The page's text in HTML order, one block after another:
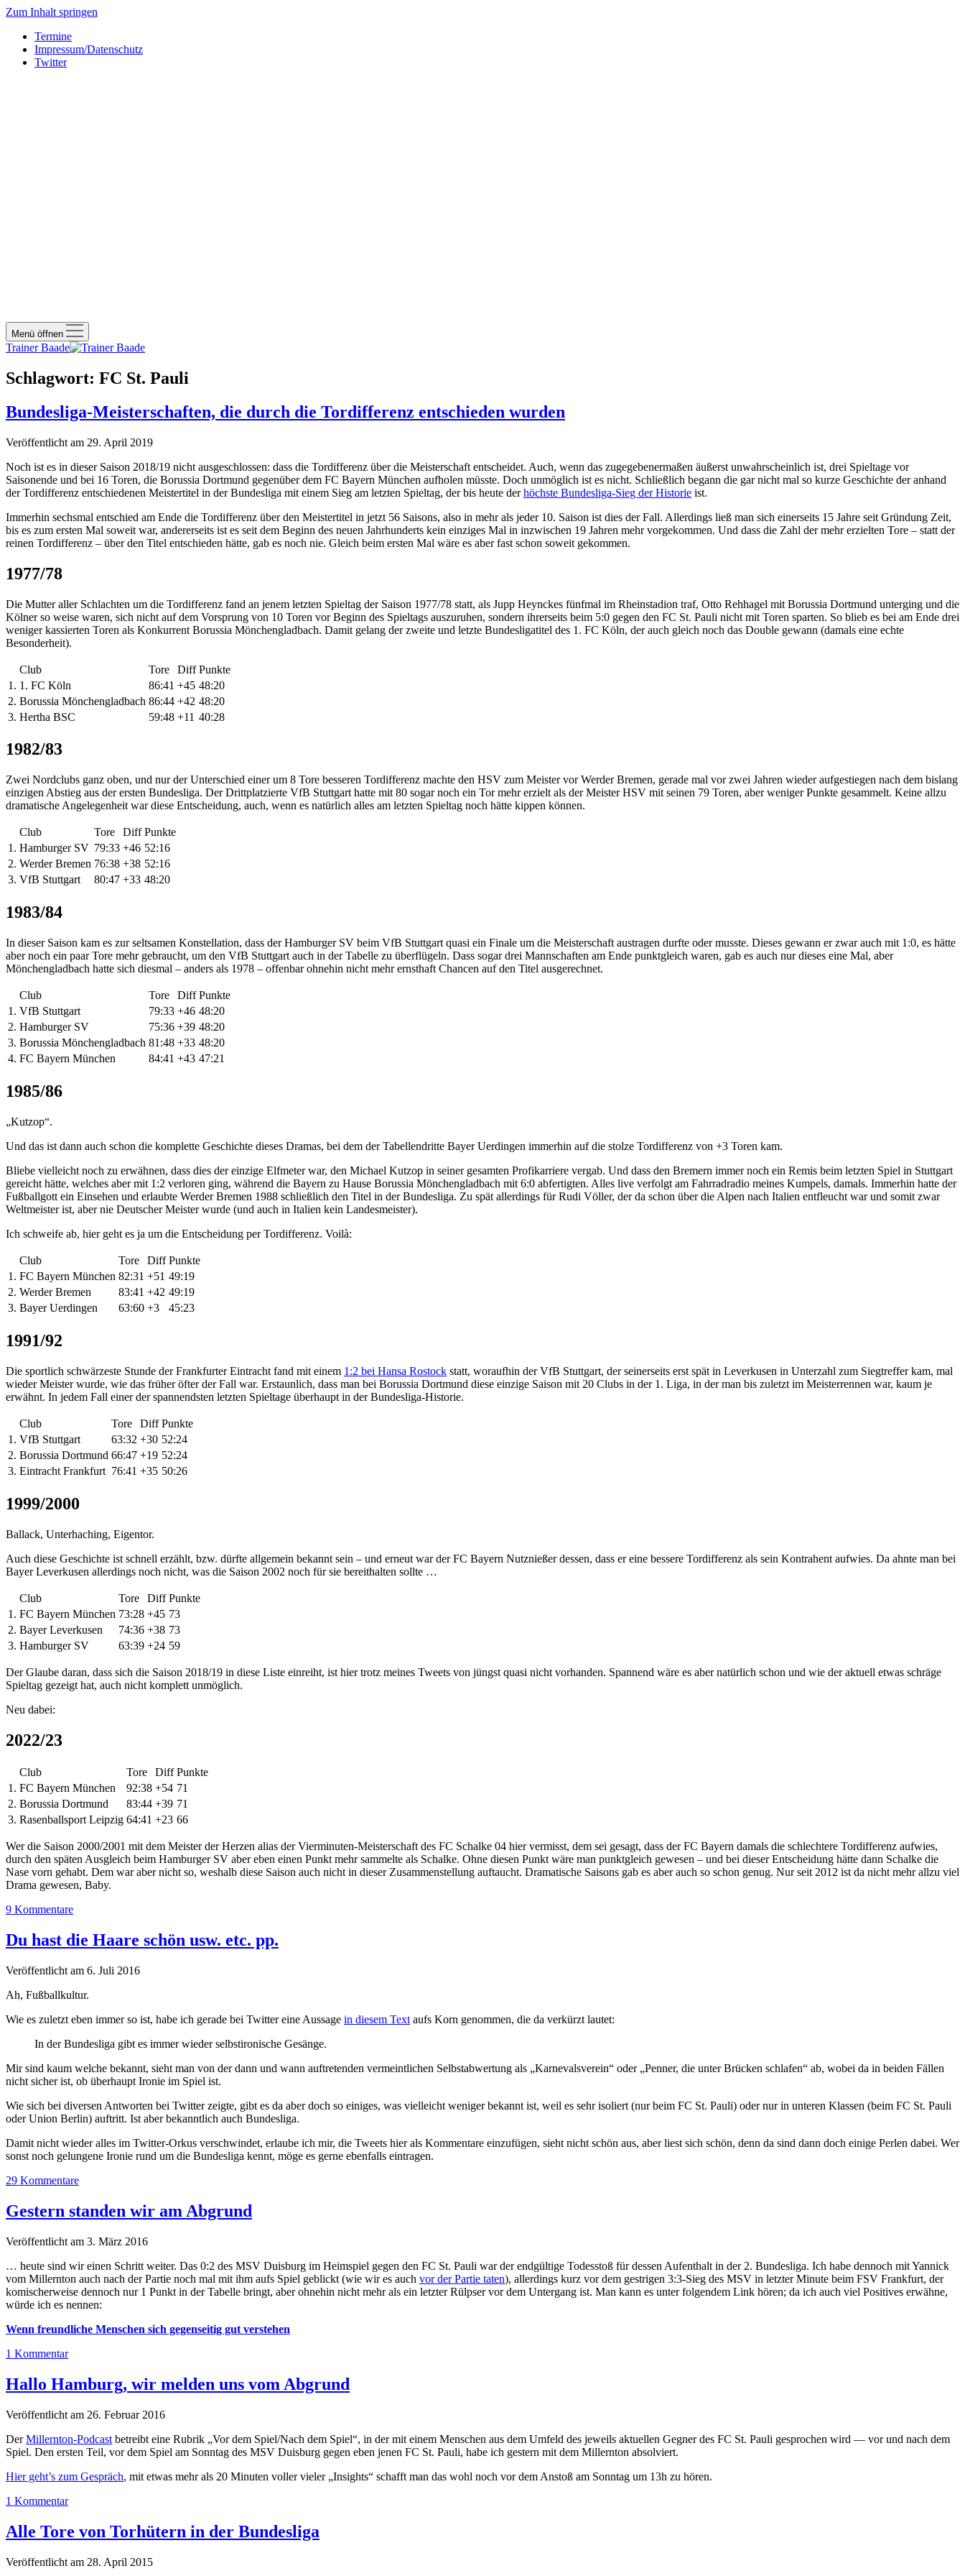
Zum Inhalt springen
Termine
Impressum/Datenschutz
Twitter
Menü öffnen
Trainer Baade
Schlagwort: FC St. Pauli
Bundesliga-Meisterschaften, die durch die Tordifferenz entschieden wurden
Veröffentlicht am 29. April 2019
Noch ist es in dieser Saison 2018/19 nicht ausgeschlossen: dass die Tordifferenz über die Meisterschaft entscheidet. Auch, wenn das zugegebenermaßen äußerst unwahrscheinlich ist, drei Spieltage vor
Saisonende und bei 16 Toren, die Borussia Dortmund gegenüber dem FC Bayern München aufholen müsste. Doch unmöglich ist es nicht. Schließlich begann die gar nicht mal so kurze Geschichte der anhand
der Tordifferenz entschiedenen Meistertitel in der Bundesliga mit einem Sieg am letzten Spieltag, der bis heute derhöchste Bundesliga-Sieg der Historie ist.
Immerhin sechsmal entschied am Ende die Tordifferenz über den Meistertitel in jetzt 56 Saisons, also in mehr als jeder 10. Saison ist dies der Fall. Allerdings ließ man sich einerseits 15 Jahre seit Gründung Zeit,
bis es zum ersten Mal soweit war, andererseits ist es seit dem Beginn des neuen Jahrhunderts kein einziges Mal in inzwischen 19 Jahren mehr vorgekommen. Und dass die Zahl der mehr erzielten Tore – statt der
reinen Tordifferenz – über den Titel entschieden hätte, gab es noch nie. Gleich beim ersten Mal wäre es aber fast schon soweit gekommen.
1977/78
Die Mutter aller Schlachten um die Tordifferenz fand an jenem letzten Spieltag der Saison 1977/78 statt, als Jupp Heynckes fünfmal im Rheinstadion traf, Otto Rehhagel mit Borussia Dortmund unterging und die
Kölner so weise waren, sich nicht auf dem Vorsprung von 10 Toren vor Beginn des Spieltags auszuruhen, sondern ihrerseits beim 5:0 gegen den FC St. Pauli nicht mit Toren sparten. So blieb es bei am Ende drei
weniger kassierten Toren als Konkurrent Borussia Mönchengladbach. Damit gelang der zweite und letzte Bundesligatitel des 1. FC Köln, der auch gleich noch das Double gewann (damals eine echte
Besonderheit).
Club Tore Diff Punkte
1. 1. FC Köln 86:41 +45 48:20
2. Borussia Mönchengladbach 86:44 +42 48:20
3. Hertha BSC 59:48 +11 40:28
1982/83
Zwei Nordclubs ganz oben, und nur der Unterschied einer um 8 Tore besseren Tordifferenz machte den HSV zum Meister vor Werder Bremen, gerade mal vor zwei Jahren wieder aufgestiegen nach dem bislang
einzigen Abstieg aus der ersten Bundesliga. Der Drittplatzierte VfB Stuttgart hatte mit 80 sogar noch ein Tor mehr erzielt als der Meister HSV mit seinen 79 Toren, aber weniger Punkte gesammelt. Keine allzu
dramatische Angelegenheit war diese Entscheidung, auch, wenn es natürlich alles am letzten Spieltag noch hätte kippen können.
Club Tore Diff Punkte
1. Hamburger SV 79:33 +46 52:16
2. Werder Bremen 76:38 +38 52:16
3. VfB Stuttgart 80:47 +33 48:20
1983/84
In dieser Saison kam es zur seltsamen Konstellation, dass der Hamburger SV beim VfB Stuttgart quasi ein Finale um die Meisterschaft austragen durfte oder musste. Dieses gewann er zwar auch mit 1:0, es hätte
aber noch ein paar Tore mehr gebraucht, um den VfB Stuttgart auch in der Tabelle zu überflügeln. Dass sogar drei Mannschaften am Ende punktgleich waren, gab es auch nur dieses eine Mal, aber
Mönchengladbach hatte sich diesmal – anders als 1978 – offenbar ohnehin nicht mehr ernsthaft Chancen auf den Titel ausgerechnet.
Club Tore Diff Punkte
1. VfB Stuttgart 79:33 +46 48:20
2. Hamburger SV 75:36 +39 48:20
3. Borussia Mönchengladbach 81:48 +33 48:20
4. FC Bayern München 84:41 +43 47:21
1985/86
„Kutzop“.
Und das ist dann auch schon die komplette Geschichte dieses Dramas, bei dem der Tabellendritte Bayer Uerdingen immerhin auf die stolze Tordifferenz von +3 Toren kam.
Bliebe vielleicht noch zu erwähnen, dass dies der einzige Elfmeter war, den Michael Kutzop in seiner gesamten Profikarriere vergab. Und dass den Bremern immer noch ein Remis beim letzten Spiel in Stuttgart
gereicht hätte, welches aber mit 1:2 verloren ging, während die Bayern zu Hause Borussia Mönchengladbach mit 6:0 abfertigten. Alles live verfolgt am Fahrradradio meines Kumpels, damals. Immerhin hatte der
Fußballgott ein Einsehen und erlaubte Werder Bremen 1988 schließlich den Titel in der Bundesliga. Zu spät allerdings für Rudi Völler, der da schon über die Alpen nach Italien entfleucht war und somit zwar
Weltmeister ist, aber nie Deutscher Meister wurde (und auch in Italien kein Landesmeister).
Ich schweife ab, hier geht es ja um die Entscheidung per Tordifferenz. Voilà:
Club Tore Diff Punkte
1. FC Bayern München 82:31 +51 49:19
2. Werder Bremen 83:41 +42 49:19
3. Bayer Uerdingen 63:60 +3 45:23
1991/92
Die sportlich schwärzeste Stunde der Frankfurter Eintracht fand mit einem 1:2 bei Hansa Rostock statt, woraufhin der VfB Stuttgart, der seinerseits erst spät in Leverkusen in Unterzahl zum Siegtreffer kam, mal
wieder Meister wurde, wie das früher öfter der Fall war. Erstaunlich, dass man bei Borussia Dortmund diese einzige Saison mit 20 Clubs in der 1. Liga, in der man bis zuletzt im Meisterrennen war, kaum je
erwähnt. In jedem Fall einer der spannendsten letzten Spieltage überhaupt in der Bundesliga-Historie.
Club Tore Diff Punkte
1. VfB Stuttgart 63:32 +30 52:24
2. Borussia Dortmund 66:47 +19 52:24
3. Eintracht Frankfurt 76:41 +35 50:26
1999/2000
Ballack, Unterhaching, Eigentor.
Auch diese Geschichte ist schnell erzählt, bzw. dürfte allgemein bekannt sein – und erneut war der FC Bayern Nutznießer dessen, dass er eine bessere Tordifferenz als sein Kontrahent aufwies. Da ahnte man bei
Bayer Leverkusen allerdings noch nicht, was die Saison 2002 noch für sie bereithalten sollte …
Club Tore Diff Punkte
1. FC Bayern München 73:28 +45 73
2. Bayer Leverkusen 74:36 +38 73
3. Hamburger SV 63:39 +24 59
Der Glaube daran, dass sich die Saison 2018/19 in diese Liste einreiht, ist hier trotz meines Tweets von jüngst quasi nicht vorhanden. Spannend wäre es aber natürlich schon und wie der aktuell etwas schräge
Spieltag gezeigt hat, auch nicht komplett unmöglich.
Neu dabei:
2022/23
Club Tore Diff Punkte
1. FC Bayern München 92:38 +54 71
2. Borussia Dortmund 83:44 +39 71
3. Rasenballsport Leipzig 64:41 +23 66
Wer die Saison 2000/2001 mit dem Meister der Herzen alias der Vierminuten-Meisterschaft des FC Schalke 04 hier vermisst, dem sei gesagt, dass der FC Bayern damals die schlechtere Tordifferenz aufwies,
durch den späten Ausgleich beim Hamburger SV aber eben einen Punkt mehr sammelte als Schalke. Ohne diesen Punkt wäre man punktgleich gewesen – und bei dieser Entscheidung hätte dann Schalke die
Nase vorn gehabt. Dem war aber nicht so, weshalb diese Saison auch nicht in dieser Zusammenstellung auftaucht. Dramatische Saisons gab es aber auch so schon genug. Nur seit 2012 ist da nicht mehr allzu viel
Drama gewesen, Baby.
9 Kommentare
Du hast die Haare schön usw. etc. pp.
Veröffentlicht am 6. Juli 2016
Ah, Fußballkultur.
Wie es zuletzt eben immer so ist, habe ich gerade bei Twitter eine Aussage in diesem Text aufs Korn genommen, die da verkürzt lautet:
In der Bundesliga gibt es immer wieder selbstironische Gesänge.
Mir sind kaum welche bekannt, sieht man von der dann und wann auftretenden vermeintlichen Selbstabwertung als „Karnevalsverein“ oder „Penner, die unter Brücken schlafen“ ab, wobei da in beiden Fällen
nicht sicher ist, ob überhaupt Ironie im Spiel ist.
Wie sich bei diversen Antworten bei Twitter zeigte, gibt es da aber doch so einiges, was vielleicht weniger bekannt ist, weil es sehr isoliert (nur beim FC St. Pauli) oder nur in unteren Klassen (beim FC St. Pauli
oder Union Berlin) auftritt. Ist aber bekanntlich auch Bundesliga.
Damit nicht wieder alles im Twitter-Orkus verschwindet, erlaube ich mir, die Tweets hier als Kommentare einzufügen, sieht nicht schön aus, aber liest sich schön, denn da sind dann doch einige Perlen dabei. Wer
sonst noch gelungene Ironie rund um die Bundesliga kennt, möge es gerne ebenfalls eintragen.
29 Kommentare
Gestern standen wir am Abgrund
Veröffentlicht am 3. März 2016
… heute sind wir einen Schritt weiter. Das 0:2 des MSV Duisburg im Heimspiel gegen den FC St. Pauli war der endgültige Todesstoß für dessen Aufenthalt in der 2. Bundesliga. Ich habe dennoch mit Yannick
vom Millernton auch nach der Partie noch mal mit ihm aufs Spiel geblickt (wie wir es auch vor der Partie taten), allerdings kurz vor dem gestrigen 3:3-Sieg des MSV in letzter Minute beim FSV Frankfurt, der
komischerweise dennoch nur 1 Punkt in der Tabelle bringt, aber ohnehin nicht mehr als ein letzter Rülpser vor dem Untergang ist. Man kann es unter folgendem Link hören; da ich auch viel Positives erwähne,
würde ich es nennen:
Wenn freundliche Menschen sich gegenseitig gut verstehen
1 Kommentar
Hallo Hamburg, wir melden uns vom Abgrund
Veröffentlicht am 26. Februar 2016
DerMillernton-Podcast betreibt eine Rubrik „Vor dem Spiel/Nach dem Spiel“, in der mit einem Menschen aus dem Umfeld des jeweils aktuellen Gegner des FC St. Pauli gesprochen wird — vor und nach dem
Spiel. Den ersten Teil, vor dem Spiel am Sonntag des MSV Duisburg gegen eben jenen FC St. Pauli, habe ich gestern mit dem Millernton absolviert.
Hier geht’s zum Gespräch, mit etwas mehr als 20 Minuten voller vieler „Insights“ schafft man das wohl noch vor dem Anstoß am Sonntag um 13h zu hören.
1 Kommentar
Alle Tore von Torhütern in der Bundesliga
Veröffentlicht am 28. April 2015